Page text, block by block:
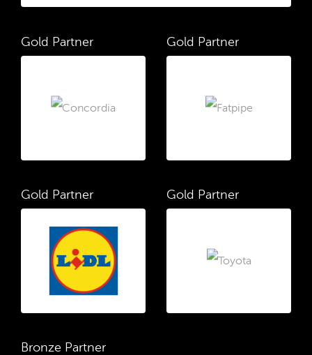
Gold Partner Gold Partner
Gold Partner Gold Partner
Bronze Partner